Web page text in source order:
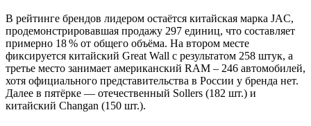
В рейтинге брендов лидером остаётся китайская марка JAC,
продемонстрировавшая продажу 297 единиц, что составляет
примерно 18 % от общего объёма. На втором месте
фиксируется китайский Great Wall с результатом 258 штук, а
третье место занимает американский RAM – 246 автомобилей,
хотя официального представительства в России у бренда нет.
Далее в пятёрке — отечественный Sollers (182 шт.) и
китайский Changan (150 шт.).